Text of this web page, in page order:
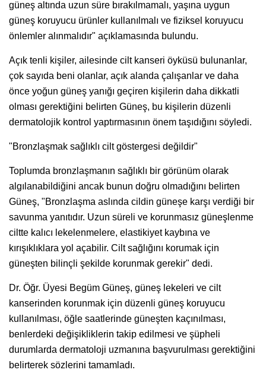
güneş altında uzun süre bırakılmamalı, yaşına uygun
güneş koruyucu ürünler kullanılmalı ve fiziksel koruyucu
önlemler alınmalıdır" açıklamasında bulundu.
Açık tenli kişiler, ailesinde cilt kanseri öyküsü bulunanlar,
çok sayıda beni olanlar, açık alanda çalışanlar ve daha
önce yoğun güneş yanığı geçiren kişilerin daha dikkatli
olması gerektiğini belirten Güneş, bu kişilerin düzenli
dermatolojik kontrol yaptırmasının önem taşıdığını söyledi.
"Bronzlaşmak sağlıklı cilt göstergesi değildir"
Toplumda bronzlaşmanın sağlıklı bir görünüm olarak
algılanabildiğini ancak bunun doğru olmadığını belirten
Güneş, "Bronzlaşma aslında cildin güneşe karşı verdiği bir
savunma yanıtıdır. Uzun süreli ve korunmasız güneşlenme
ciltte kalıcı lekelenmelere, elastikiyet kaybına ve
kırışıklıklara yol açabilir. Cilt sağlığını korumak için
güneşten bilinçli şekilde korunmak gerekir" dedi.
Dr. Öğr. Üyesi Begüm Güneş, güneş lekeleri ve cilt
kanserinden korunmak için düzenli güneş koruyucu
kullanılması, öğle saatlerinde güneşten kaçınılması,
benlerdeki değişikliklerin takip edilmesi ve şüpheli
durumlarda dermatoloji uzmanına başvurulması gerektiğini
belirterek sözlerini tamamladı.